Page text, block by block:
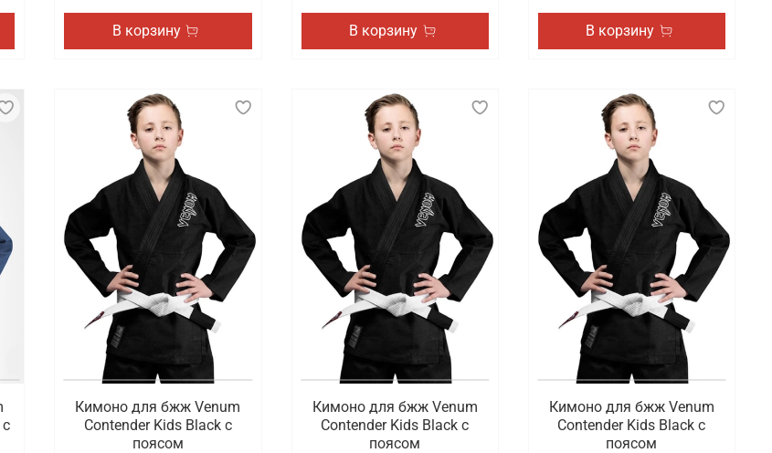
В корзину В корзину В корзину
Кимоно для бжж Venum
Contender Kids Black с
поясом
Кимоно для бжж Venum
Contender Kids Black с
поясом
Кимоно для бжж Venum
Contender Kids Black с
поясом